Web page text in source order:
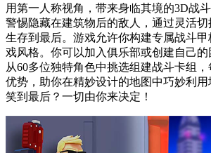
用第一人称视角，带来身临其境的3D战
警惕隐藏在建筑物后的敌人，通过灵活
生存到最后。游戏允许你构建专属战斗
戏风格。你可以加入俱乐部或创建自己的
从60多位独特角色中挑选组建战斗卡组
优势，助你在精妙设计的地图中巧妙利
笑到最后？一切由你来决定！